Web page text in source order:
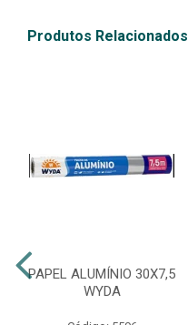
Produtos Relacionados
PAPEL ALUMÍNIO 30X7,5
WYDA